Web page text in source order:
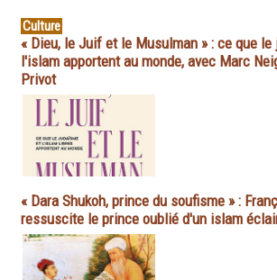
Culture
« Dieu, le Juif et le Musulman » : ce que
l'islam apportent au monde, avec Marc
Privot
« Dara Shukoh, prince du soufisme » :
ressuscite le prince oublié d'un islam